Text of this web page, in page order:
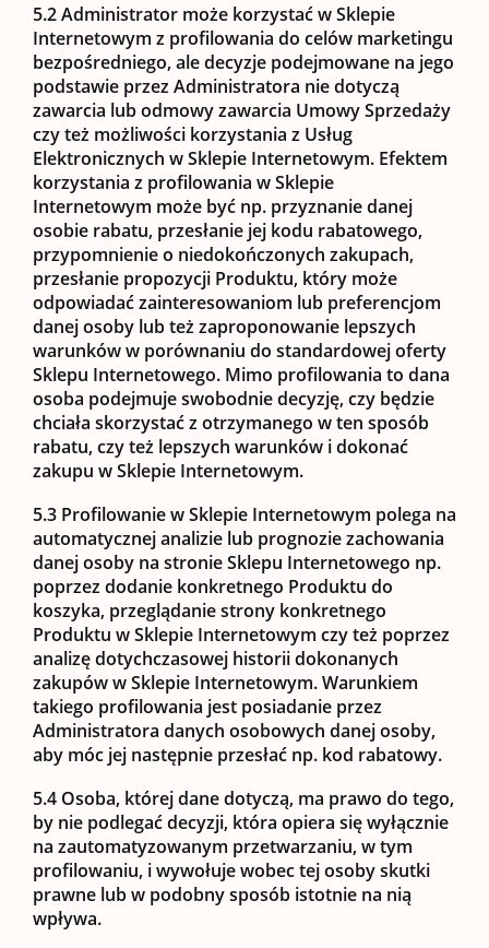
5.2Administrator może korzystać w Sklepie
Internetowym z profilowania do celów marketingu
bezpośredniego, ale decyzje podejmowane na jego
podstawie przez Administratora nie dotyczą
zawarcia lub odmowy zawarcia Umowy Sprzedaży
czy też możliwości korzystania z Usług
Elektronicznych w Sklepie Internetowym. Efektem
korzystania z profilowania w Sklepie
Internetowym może być np. przyznanie danej
osobie rabatu, przesłanie jej kodu rabatowego,
przypomnienie o niedokończonych zakupach,
przesłanie propozycji Produktu, który może
odpowiadać zainteresowaniom lub preferencjom
danej osoby lub też zaproponowanie lepszych
warunków w porównaniu do standardowej oferty
Sklepu Internetowego. Mimo profilowania to dana
osoba podejmuje swobodnie decyzję, czy będzie
chciała skorzystać z otrzymanego w ten sposób
rabatu, czy też lepszych warunków i dokonać
zakupu w Sklepie Internetowym.
5.3 Profilowanie w Sklepie Internetowym polega na
automatycznej analizie lub prognozie zachowania
danej osoby na stronie Sklepu Internetowego np.
poprzez dodanie konkretnego Produktu do
koszyka, przeglądanie strony konkretnego
Produktu w Sklepie Internetowym czy też poprzez
analizę dotychczasowej historii dokonanych
zakupów w Sklepie Internetowym. Warunkiem
takiego profilowania jest posiadanie przez
Administratora danych osobowych danej osoby,
aby móc jej następnie przesłać np. kod rabatowy.
5.4 Osoba, której dane dotyczą, ma prawo do tego,
by nie podlegać decyzji, która opiera się wyłącznie
na zautomatyzowanym przetwarzaniu, w tym
profilowaniu, i wywołuje wobec tej osoby skutki
prawne lub w podobny sposób istotnie na nią
wpływa.